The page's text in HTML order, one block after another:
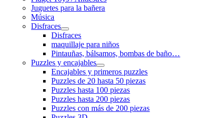
Juguetes para la bañera
Música
Disfraces
Disfraces
maquillaje para niños
Pintauñas, bálsamos, bombas de baño…
Puzzles y encajables
Encajables y primeros puzzles
Puzzles de 20 hasta 50 piezas
Puzzles hasta 100 piezas
Puzzles hasta 200 piezas
Puzzles con más de 200 piezas